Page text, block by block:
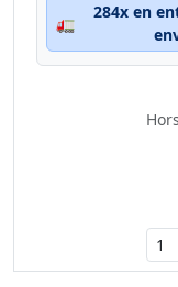
🚛
284x en